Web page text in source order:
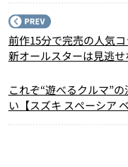
前作15分で完売の人気
新オールスターは見逃せ
これぞ“遊べるクルマ”
い【スズキ スペーシア